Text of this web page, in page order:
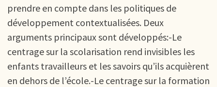
prendre en compte dans les politiques de
développement contextualisées. Deux
arguments principaux sont développés:-Le
centrage sur la scolarisation rend invisibles les
enfants travailleurs et les savoirs qu’ils acquièrent
en dehors de l’école.-Le centrage sur la formation